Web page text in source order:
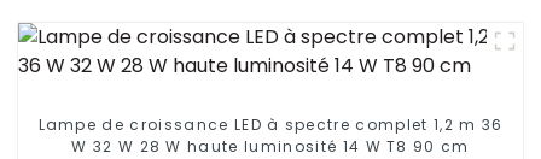
Lampe de croissance LED à spectre complet 1,2 m 36
W 32 W 28 W haute luminosité 14 W T8 90 cm